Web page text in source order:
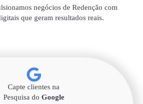
negócios de Redenção com
que geram resultados reais.
Capte clientes na
Pesquisa do Google